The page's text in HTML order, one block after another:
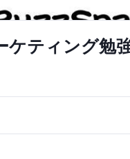
ケティング勉